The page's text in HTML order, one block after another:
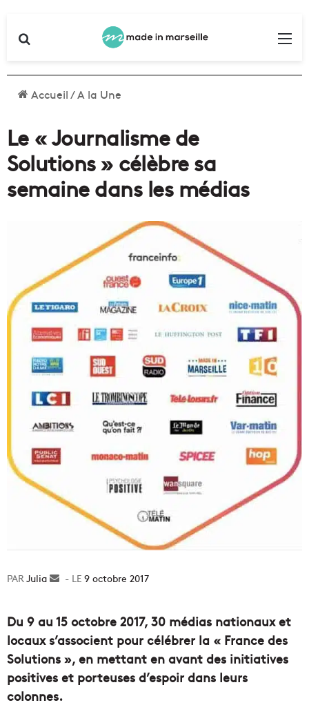
Accueil/A la Une
Le « Journalisme de
Solutions » célèbre sa
semaine dans les médias
Julia
Envoyer9 octobre 2017
Du 9 au 15 octobre 2017, 30 médias nationaux et
locaux s’associent pour célébrer la « France des
Solutions », en mettant en avant des initiatives
positives et porteuses d’espoir dans leurs
colonnes.